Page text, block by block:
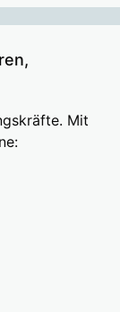
Mit